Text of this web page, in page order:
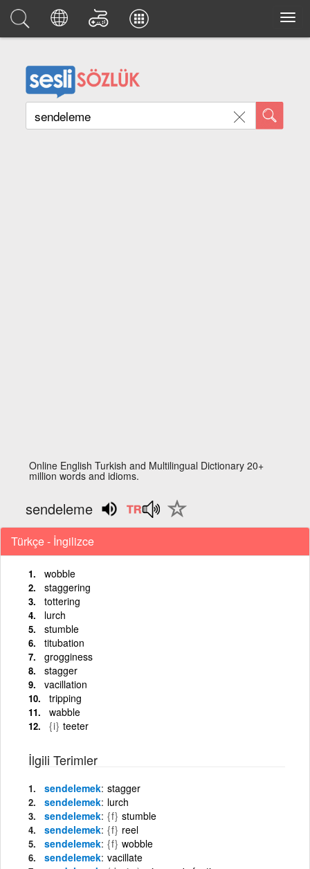
Online English Turkish and Multilingual Dictionary 20+
million words and idioms.
sendeleme
Türkçe - İngilizce
wobble
staggering
tottering
lurch
stumble
titubation
grogginess
stagger
vacillation
tripping
wabble
{i} teeter
İlgili Terimler
sendelemek stagger
sendelemek lurch
sendelemek {f} stumble
sendelemek {f} reel
sendelemek {f} wobble
sendelemek vacillate